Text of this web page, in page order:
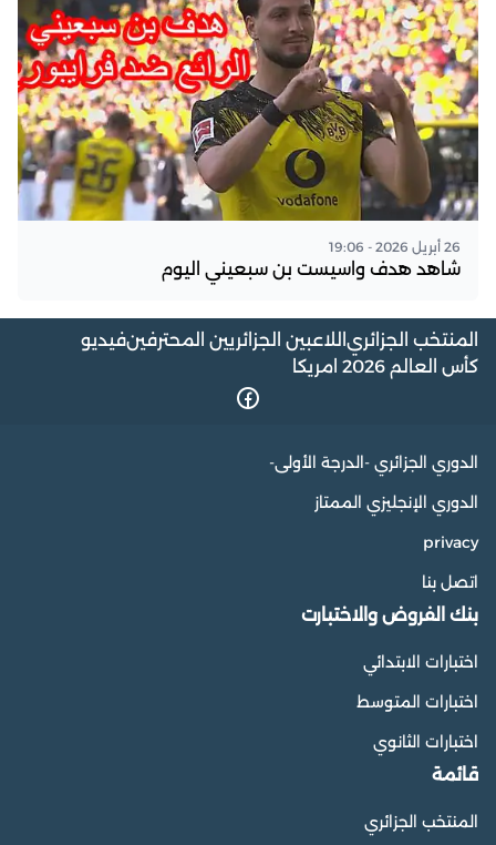
26 أبريل 2026 - 19:06
شاهد هدف واسيست بن سبعيني اليوم
المنتخب الجزائري اللاعبين الجزائريين المحترفينفيديو
كأس العالم 2026 امريكا
الدوري الجزائري -الدرجة الأولى-
الدوري الإنجليزي الممتاز
privacy
اتصل بنا
بنك الفروض والاختبارت
اختبارات الابتدائي
اختبارات المتوسط
اختبارات الثانوي
قائمة
المنتخب الجزائري